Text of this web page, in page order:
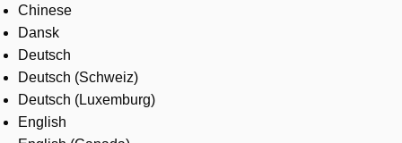
Industries
Services
About us
Where to buy
Contact us
Careers
Chinese
Dansk
Deutsch
Deutsch (Schweiz)
Deutsch (Luxemburg)
English